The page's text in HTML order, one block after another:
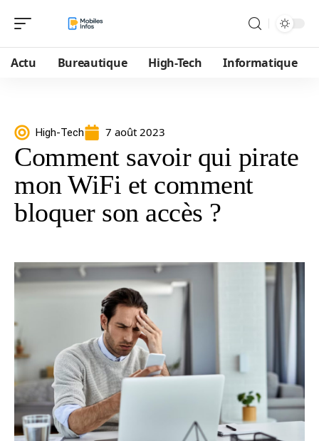
Actu Bureautique High-Tech Informatique
High-Tech 7 août 2023
Comment savoir qui pirate
mon WiFi et comment
bloquer son accès ?